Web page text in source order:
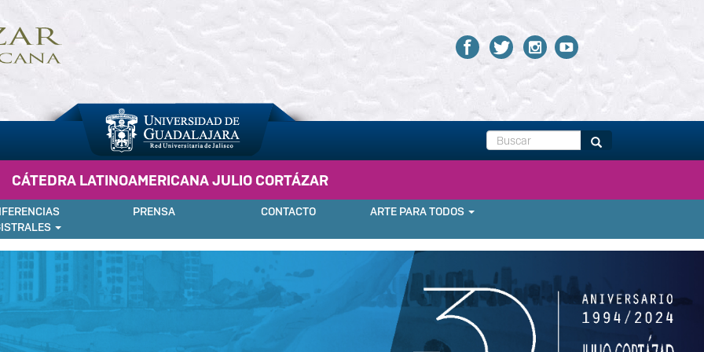
Buscar Buscar
CÁTEDRA LATINOAMERICANA JULIO CORTÁZAR
PRENSA CONTACTO ARTE PARA TODOS